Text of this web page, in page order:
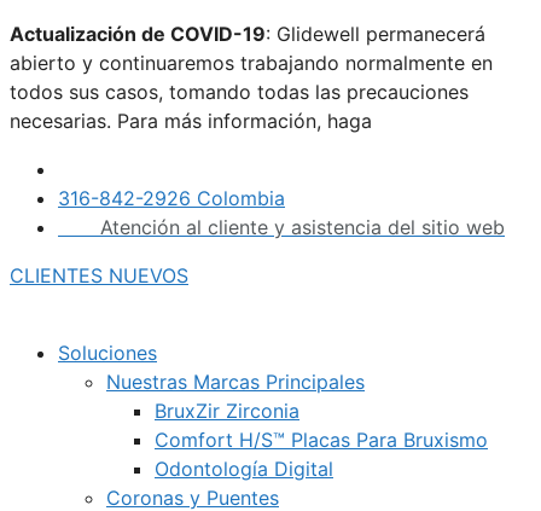
Saltar
al
contenido
Actualización de COVID-19: Glidewell permanecerá
abierto y continuaremos trabajando normalmente en
todos sus casos, tomando todas las precauciones
necesarias. Para más información, haga
316-842-2926 Colombia
Atención al cliente y asistencia del sitio web
CLIENTES NUEVOS
Soluciones
Nuestras Marcas Principales
BruxZir Zirconia
Comfort H/S™ Placas Para Bruxismo
Odontología Digital
Coronas y Puentes